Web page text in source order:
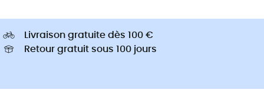
Livraison gratuite dès 100 €
Retour gratuit sous 100 jours